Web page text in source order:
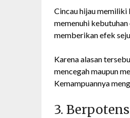
Cincau hijau memiliki
memenuhi
memberikan efek
Karena alasan
mencegah maupun
Kemampuannya
3.